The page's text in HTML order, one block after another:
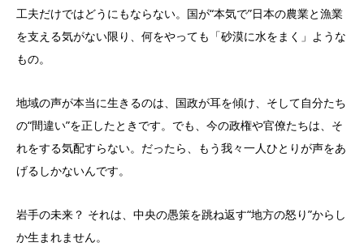
工夫だけではどうにもならない。国が“本気で”日本の農業と漁業
を支える気がない限り、何をやっても「砂漠に水をまく」ような
もの。
地域の声が本当に生きるのは、国政が耳を傾け、そして自分たち
の“間違い”を正したときです。でも、今の政権や官僚たちは、そ
れをする気配すらない。だったら、もう我々一人ひとりが声をあ
げるしかないんです。
岩手の未来？ それは、中央の愚策を跳ね返す“地方の怒り”からし
か生まれません。